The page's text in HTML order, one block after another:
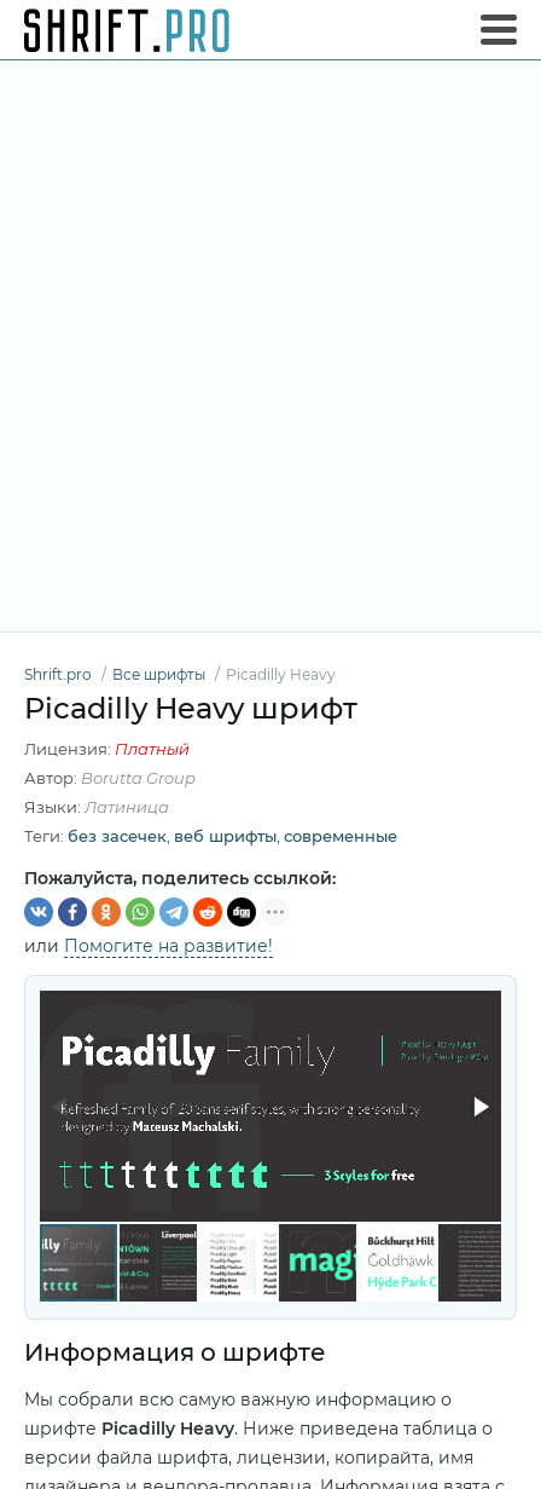
Shrift.pro Все шрифты Picadilly Heavy
Picadilly Heavy шрифт
Лицензия: Платный
Автор: Borutta Group
Языки: Латиница
Теги: без засечек веб шрифты современные
Пожалуйста, поделитесь ссылкой:
или Помогите на развитие!
Информация о шрифте
Мы собрали всю самую важную информацию о
шрифте Picadilly Heavy. Ниже приведена таблица о
версии файла шрифта, лицензии, копирайта, имя